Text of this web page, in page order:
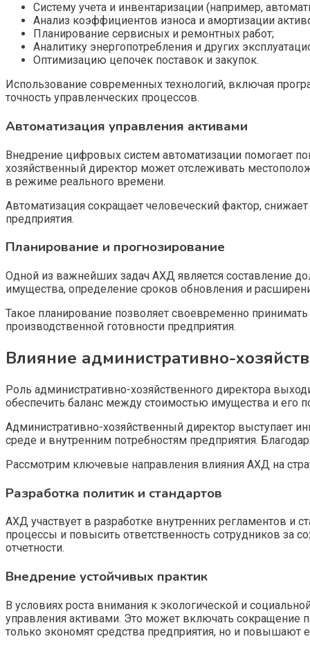
Систему учета и инвентаризации (например,
Анализ коэффициентов износа и амортизации
Планирование сервисных и ремонтных работ;
Аналитику энергопотребления и других
Оптимизацию цепочек поставок и закупок.
Использование современных технологий, включая
точность управленческих процессов.
Автоматизация управления активами
Внедрение цифровых систем автоматизации помогает
хозяйственный директор может отслеживать
в режиме реального времени.
Автоматизация сокращает человеческий фактор,
предприятия.
Планирование и прогнозирование
Одной из важнейших задач АХД является составление
имущества, определение сроков обновления и
Такое планирование позволяет своевременно
производственной готовности предприятия.
Влияние административно-
Роль административно-хозяйственного директора
обеспечить баланс между стоимостью имущества и его
Административно-хозяйственный директор выступает
среде и внутренним потребностям предприятия.
Рассмотрим ключевые направления влияния АХД на
Разработка политик и стандартов
АХД участвует в разработке внутренних регламентов
процессы и повысить ответственность сотрудников за
отчетности.
Внедрение устойчивых практик
В условиях роста внимания к экологической и
управления активами. Это может включать сокращение
только экономят средства предприятия, но и повышают